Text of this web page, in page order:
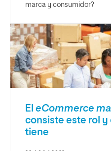
marca y consumidor?
El eCommerce
consiste este rol
tiene